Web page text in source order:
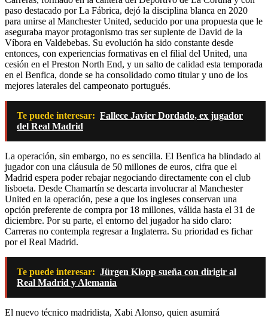
paso destacado por La Fábrica, dejó la disciplina blanca en 2020
para unirse al Manchester United, seducido por una propuesta que le
aseguraba mayor protagonismo tras ser suplente de David de la
Víbora en Valdebebas. Su evolución ha sido constante desde
entonces, con experiencias formativas en el filial del United, una
cesión en el Preston North End, y un salto de calidad esta temporada
en el Benfica, donde se ha consolidado como titular y uno de los
mejores laterales del campeonato portugués.
Te puede interesar: Fallece Javier Dordado, ex jugador
del Real Madrid
La operación, sin embargo, no es sencilla. El Benfica ha blindado al
jugador con una cláusula de 50 millones de euros, cifra que el
Madrid espera poder rebajar negociando directamente con el club
lisboeta. Desde Chamartín se descarta involucrar al Manchester
United en la operación, pese a que los ingleses conservan una
opción preferente de compra por 18 millones, válida hasta el 31 de
diciembre. Por su parte, el entorno del jugador ha sido claro:
Carreras no contempla regresar a Inglaterra. Su prioridad es fichar
por el Real Madrid.
Te puede interesar: Jürgen Klopp sueña con dirigir al
Real Madrid y Alemania
El nuevo técnico madridista, Xabi Alonso, quien asumirá